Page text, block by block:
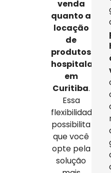
venda
quanto a
locação
de
produtos
hospitalares
em
Curitiba.
Essa
flexibilidade
possibilita
que você
opte pela
solução